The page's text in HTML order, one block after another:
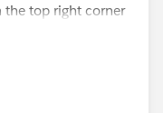
the top right corner
drop industries
has a lookup